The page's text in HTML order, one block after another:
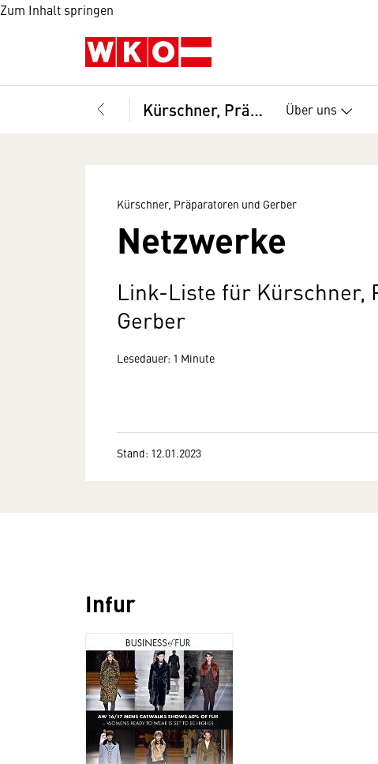
Zum Inhalt springen
Kürschner, Präparatoren und Gerber Über uns
Kürschner, Präparatoren und Gerber
Netzwerke
Link-Liste für Kürschner,
Gerber
Lesedauer: 1 Minute
Stand: 12.01.2023
Infur